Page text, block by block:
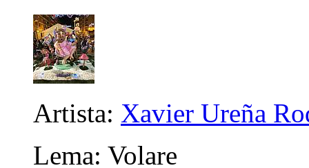
Artista: Xavier Ureña
Lema: Volare